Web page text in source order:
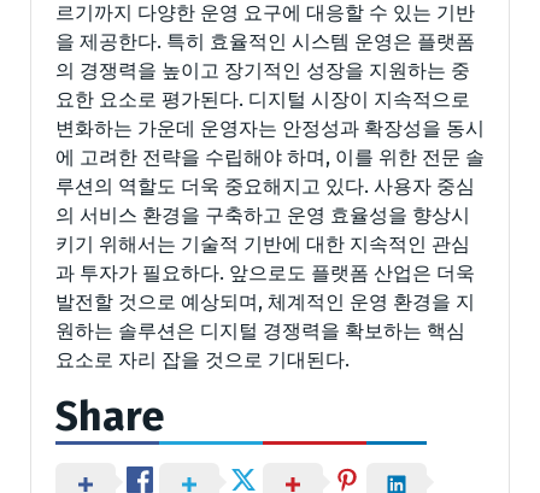
르기까지 다양한 운영 요구에 대응할 수 있는 기반
을 제공한다. 특히 효율적인 시스템 운영은 플랫폼
의 경쟁력을 높이고 장기적인 성장을 지원하는 중
요한 요소로 평가된다. 디지털 시장이 지속적으로
변화하는 가운데 운영자는 안정성과 확장성을 동시
에 고려한 전략을 수립해야 하며, 이를 위한 전문 솔
루션의 역할도 더욱 중요해지고 있다. 사용자 중심
의 서비스 환경을 구축하고 운영 효율성을 향상시
키기 위해서는 기술적 기반에 대한 지속적인 관심
과 투자가 필요하다. 앞으로도 플랫폼 산업은 더욱
발전할 것으로 예상되며, 체계적인 운영 환경을 지
원하는 솔루션은 디지털 경쟁력을 확보하는 핵심
요소로 자리 잡을 것으로 기대된다.
Share